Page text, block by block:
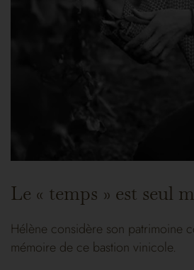
Le « temps » est seul
Hélène considère son patrimoine
mémoire de ce bastion vinicole.